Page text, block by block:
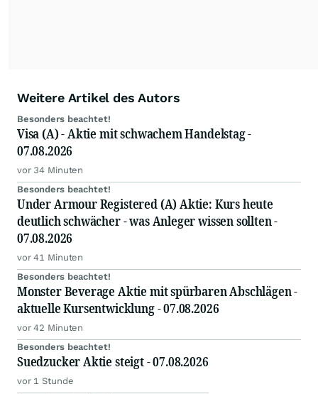
Weitere Artikel des Autors
Besonders beachtet!
Visa (A) - Aktie mit schwachem Handelstag -
07.08.2026
vor 34 Minuten
Besonders beachtet!
Under Armour Registered (A) Aktie: Kurs heute
deutlich schwächer - was Anleger wissen sollten -
07.08.2026
vor 41 Minuten
Besonders beachtet!
Monster Beverage Aktie mit spürbaren Abschlägen -
aktuelle Kursentwicklung - 07.08.2026
vor 42 Minuten
Besonders beachtet!
Suedzucker Aktie steigt - 07.08.2026
vor 1 Stunde